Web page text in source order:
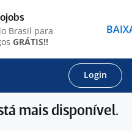
Login
mais disponível.
Brasil para
GRÁTIS!!